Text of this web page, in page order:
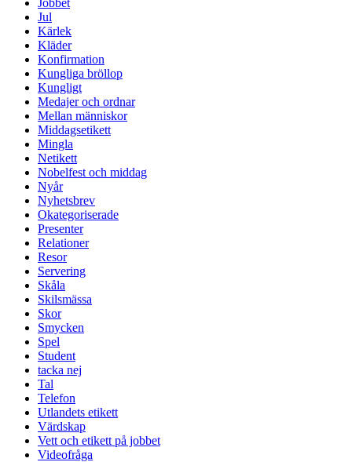
Jul
Kärlek
Kläder
Konfirmation
Kungliga bröllop
Kungligt
Medajer och ordnar
Mellan människor
Middagsetikett
Mingla
Netikett
Nobelfest och middag
Nyår
Nyhetsbrev
Okategoriserade
Presenter
Relationer
Resor
Servering
Skåla
Skilsmässa
Skor
Smycken
Spel
Student
tacka nej
Tal
Telefon
Utlandets etikett
Värdskap
Vett och etikett på jobbet
Videofråga